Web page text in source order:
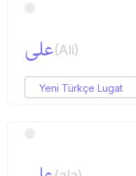
علی(Ali)
Yeni Türkçe Lugat